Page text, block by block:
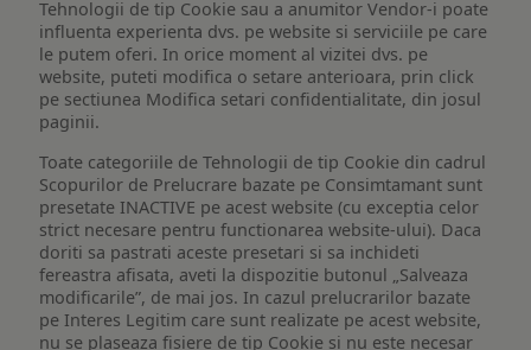
Tehnologii de tip Cookie sau a anumitor Vendor-i poate
influenta experienta dvs. pe website si serviciile pe care
le putem oferi. In orice moment al vizitei dvs. pe
website, puteti modifica o setare anterioara, prin click
pe sectiunea Modifica setari confidentialitate, din josul
paginii.
Toate categoriile de Tehnologii de tip Cookie din cadrul
Scopurilor de Prelucrare bazate pe Consimtamant sunt
presetate INACTIVE pe acest website (cu exceptia celor
strict necesare pentru functionarea website-ului). Daca
doriti sa pastrati aceste presetari si sa inchideti
fereastra afisata, aveti la dispozitie butonul „Salveaza
modificarile”, de mai jos. In cazul prelucrarilor bazate
pe Interes Legitim care sunt realizate pe acest website,
nu se plaseaza fisiere de tip Cookie si nu este necesar